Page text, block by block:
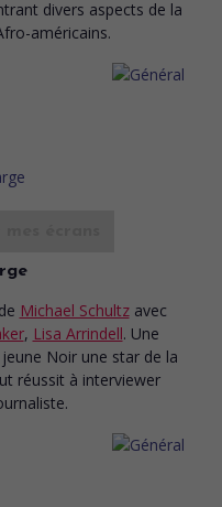
divers aspects de la
américains.
de Michael Schultz avec
, Lisa Arrindell. Une
Noir une star de la
réussit à interviewer